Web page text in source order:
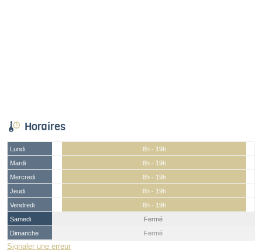
Horaires
Lundi
8h - 19h
Mardi
8h - 19h
Mercredi
8h - 19h
Jeudi
8h - 19h
Vendredi
8h - 19h
Samedi
Fermé
Dimanche
Fermé
Signaler une erreur